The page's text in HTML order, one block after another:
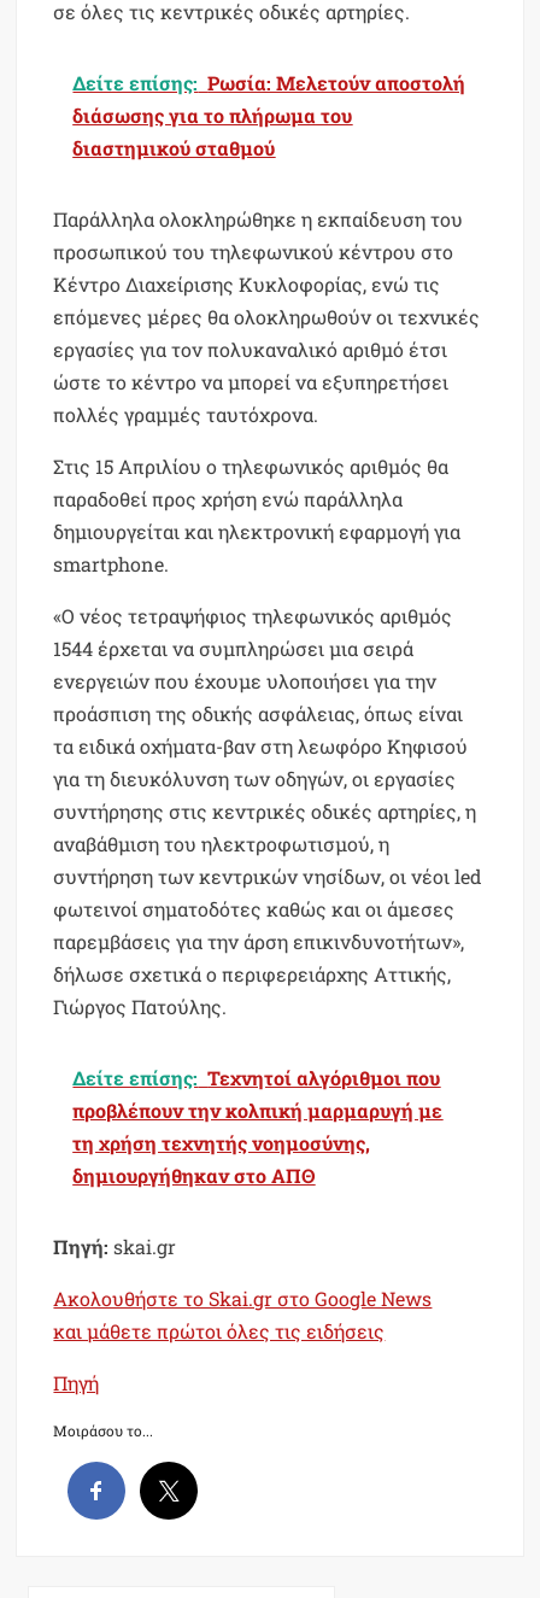
σε όλες τις κεντρικές οδικές αρτηρίες.
Δείτε επίσης: Ρωσία: Mελετούν αποστολή
διάσωσης για το πλήρωμα του
διαστημικού σταθμού
Παράλληλα ολοκληρώθηκε η εκπαίδευση του
προσωπικού του τηλεφωνικού κέντρου στο
Κέντρο Διαχείρισης Κυκλοφορίας, ενώ τις
επόμενες μέρες θα ολοκληρωθούν οι τεχνικές
εργασίες για τον πολυκαναλικό αριθμό έτσι
ώστε το κέντρο να μπορεί να εξυπηρετήσει
πολλές γραμμές ταυτόχρονα.
Στις 15 Απριλίου ο τηλεφωνικός αριθμός θα
παραδοθεί προς χρήση ενώ παράλληλα
δημιουργείται και ηλεκτρονική εφαρμογή για
smartphone.
«Ο νέος τετραψήφιος τηλεφωνικός αριθμός
1544 έρχεται να συμπληρώσει μια σειρά
ενεργειών που έχουμε υλοποιήσει για την
προάσπιση της οδικής ασφάλειας, όπως είναι
τα ειδικά οχήματα-βαν στη λεωφόρο Κηφισού
για τη διευκόλυνση των οδηγών, οι εργασίες
συντήρησης στις κεντρικές οδικές αρτηρίες, η
αναβάθμιση του ηλεκτροφωτισμού, η
συντήρηση των κεντρικών νησίδων, οι νέοι led
φωτεινοί σηματοδότες καθώς και οι άμεσες
παρεμβάσεις για την άρση επικινδυνοτήτων»,
δήλωσε σχετικά ο περιφερειάρχης Αττικής,
Γιώργος Πατούλης.
Δείτε επίσης: Τεχνητοί αλγόριθμοι που
προβλέπουν την κολπική μαρμαρυγή με
τη χρήση τεχνητής νοημοσύνης,
δημιουργήθηκαν στο ΑΠΘ
Πηγή: skai.gr
Ακολουθήστε το Skai.gr στο Google News
και μάθετε πρώτοι όλες τις ειδήσεις
Πηγή
Μοιράσου το...